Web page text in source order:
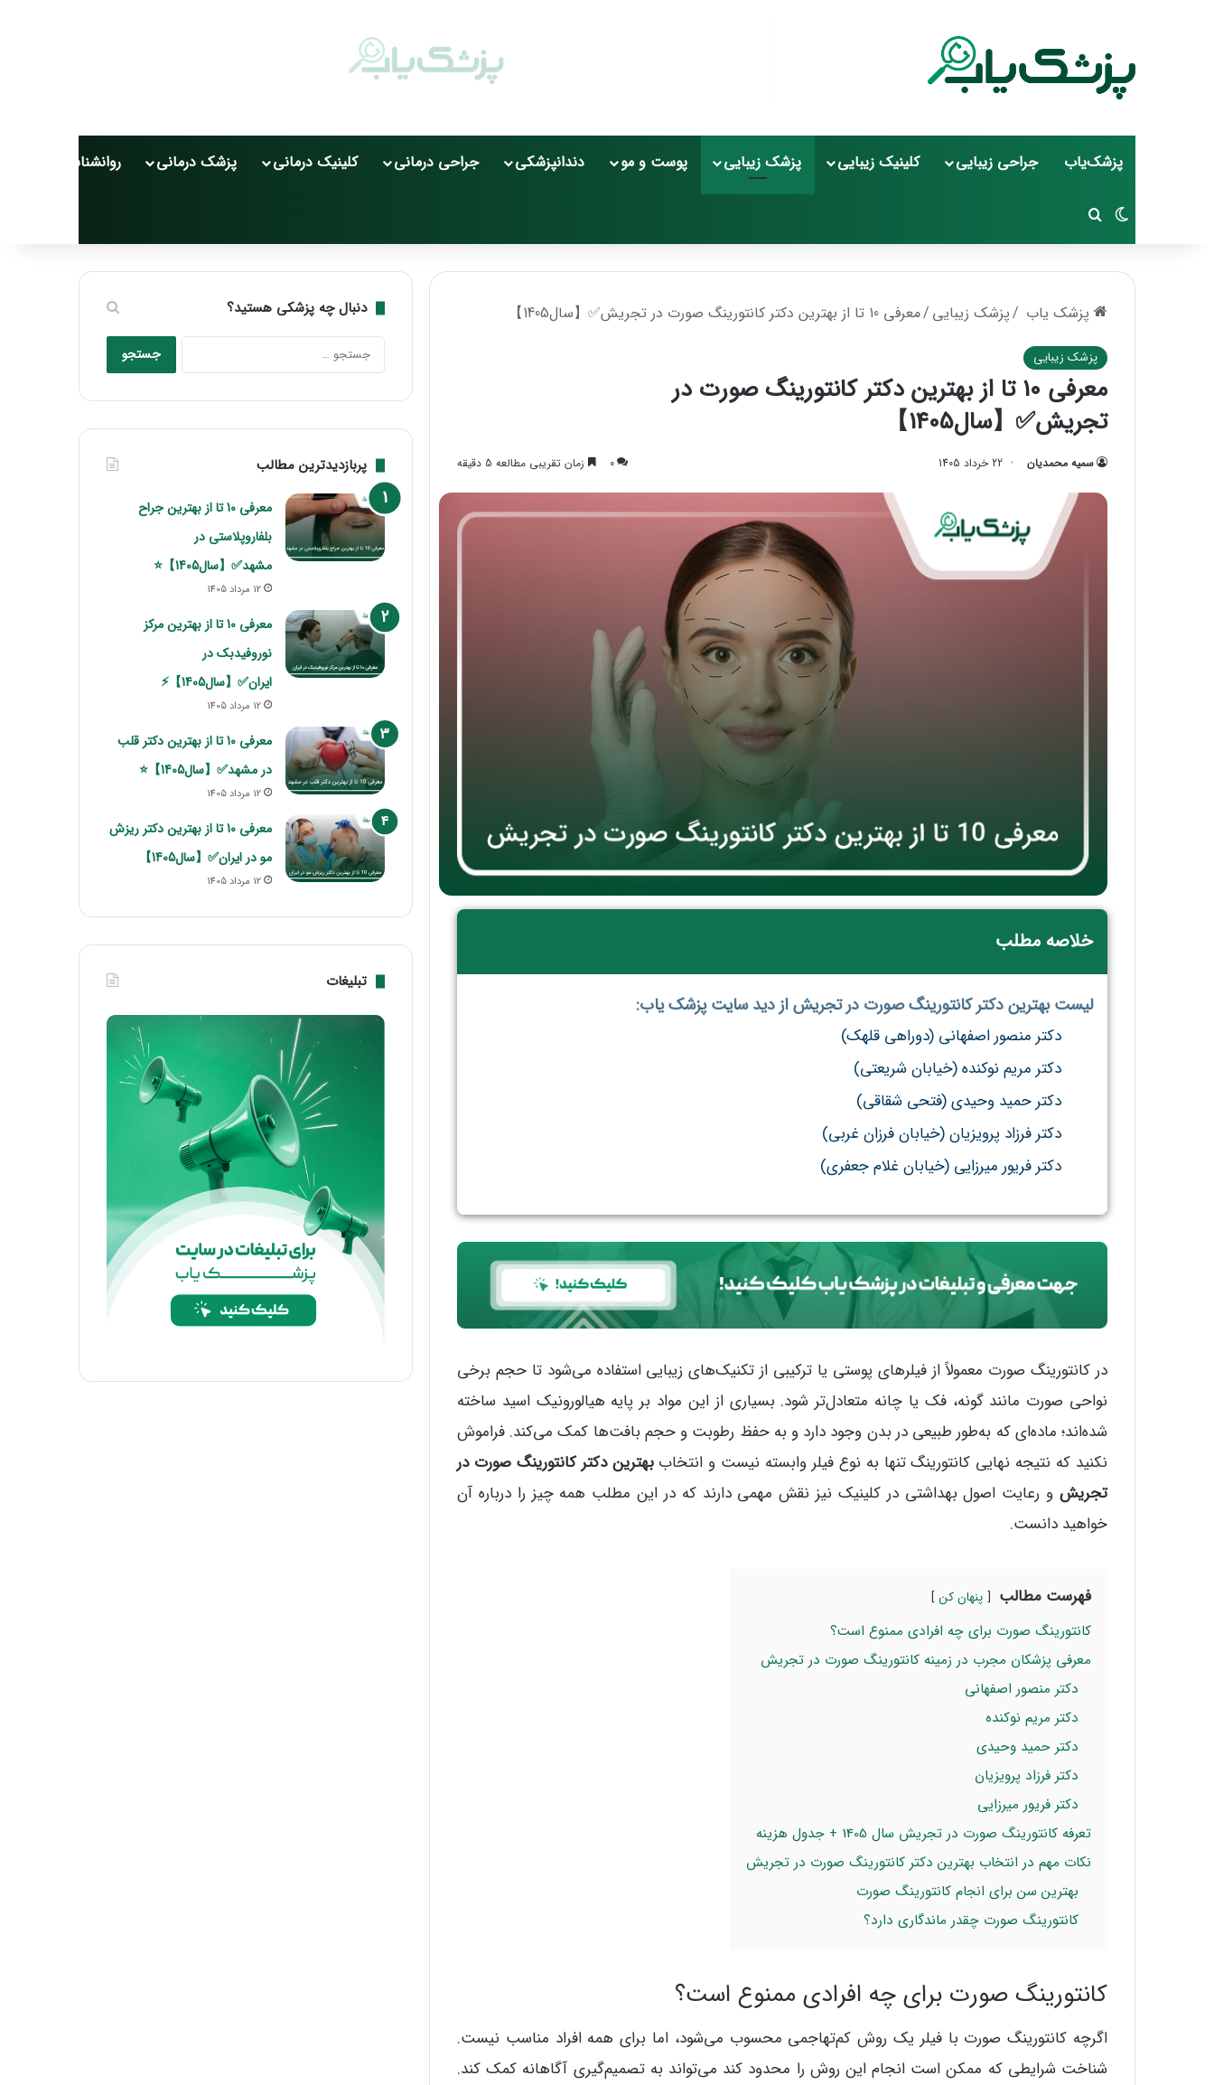
پزشک‌یاب جراحی زیبایی کلینیک زیبایی پزشک زیبایی پوست و مو دندانپزشکی جراحی درمانی کلینیک درمانی پزشک درمانی روانشناسی
تغییر پوسته
جستجو برای
پزشک یاب /پزشک زیبایی /معرفی 10 تا از بهترین دکتر کانتورینگ صورت در تجریش✅【سال1405】
پزشک زیبایی
معرفی 10 تا از بهترین دکتر کانتورینگ صورت در
تجریش✅【سال1405】
سمیه محمدیان 22 خرداد 1405 0 زمان تقریبی مطالعه 5 دقیقه
خلاصه مطلب
لیست بهترین دکتر کانتورینگ صورت در تجریش از دید سایت پزشک یاب:
دکتر منصور اصفهانی (دوراهی قلهک)
دکتر مریم نوکنده (خیابان شریعتی)
دکتر حمید وحیدی (فتحی شقاقی)
دکتر فرزاد پرویزیان (خیابان فرزان غربی)
دکتر فریور میرزایی (خیابان غلام جعفری)
در کانتورینگ صورت معمولاً از فیلرهای پوستی یا ترکیبی از تکنیک‌های زیبایی استفاده می‌شود تا حجم برخی
نواحی صورت مانند گونه، فک یا چانه متعادل‌تر شود. بسیاری از این مواد بر پایه هیالورونیک اسید ساخته
شده‌اند؛ ماده‌ای که به‌طور طبیعی در بدن وجود دارد و به حفظ رطوبت و حجم بافت‌ها کمک می‌کند. فراموش
نکنید که نتیجه نهایی کانتورینگ تنها به نوع فیلر وابسته نیست و انتخاببهترین دکتر کانتورینگ صورت در
تجریش و رعایت اصول بهداشتی در کلینیک نیز نقش مهمی دارند که در این مطلب همه چیز را درباره آن
خواهید دانست.
فهرست مطالب پنهان کن
کانتورینگ صورت برای چه افرادی ممنوع است؟
معرفی پزشکان مجرب در زمینه کانتورینگ صورت در تجریش
دکتر منصور اصفهانی
دکتر مریم نوکنده
دکتر حمید وحیدی
دکتر فرزاد پرویزیان
دکتر فریور میرزایی
تعرفه‌ کانتورینگ صورت در تجریش سال 1405 + جدول هزینه
نکات مهم در انتخاب بهترین دکتر کانتورینگ صورت در تجریش
بهترین سن برای انجام کانتورینگ صورت
کانتورینگ صورت چقدر ماندگاری دارد؟
کانتورینگ صورت برای چه افرادی ممنوع است؟
اگرچه کانتورینگ صورت با فیلر یک روش کم‌تهاجمی محسوب می‌شود، اما برای همه افراد مناسب نیست.
شناخت شرایطی که ممکن است انجام این روش را محدود کند می‌تواند به تصمیم‌گیری آگاهانه کمک کند.
دنبال چه پزشکی هستید؟
جستجو
برای:
پربازدیدترین مطالب
معرفی 10 تا از بهترین جراح
بلفاروپلاستی در
مشهد✅【سال1405】⭐
12 مرداد 1405
معرفی 10 تا از بهترین مرکز
نوروفیدبک در
ایران✅【سال1405】⚡
12 مرداد 1405
معرفی 10 تا از بهترین دکتر قلب
در مشهد✅【سال1405】⭐
12 مرداد 1405
معرفی 10 تا از بهترین دکتر ریزش
مو در ایران✅【سال1405】
12 مرداد 1405
تبلیغات